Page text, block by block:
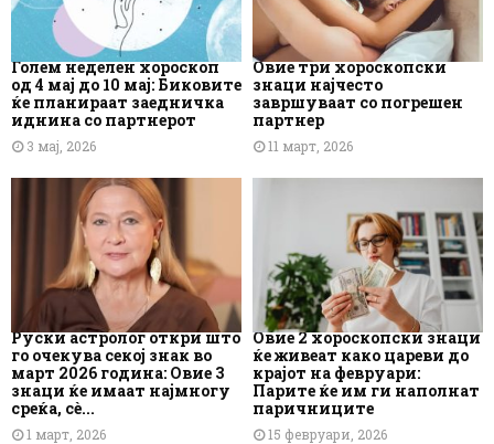
Голем неделен хороскоп
од 4 мај до 10 мај: Биковите
ќе планираат заедничка
иднина со партнерот
3 мај, 2026
Овие три хороскопски
знаци најчесто
завршуваат со погрешен
партнер
11 март, 2026
Руски астролог откри што
го очекува секој знак во
март 2026 година: Овие 3
знаци ќе имаат најмногу
среќа, сè...
1 март, 2026
Овие 2 хороскопски знаци
ќе живеат како цареви до
крајот на февруари:
Парите ќе им ги наполнат
паричниците
15 февруари, 2026